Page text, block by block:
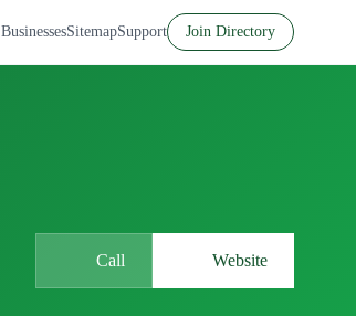
BusinessesSitemapSupport Join Directory
Call Website